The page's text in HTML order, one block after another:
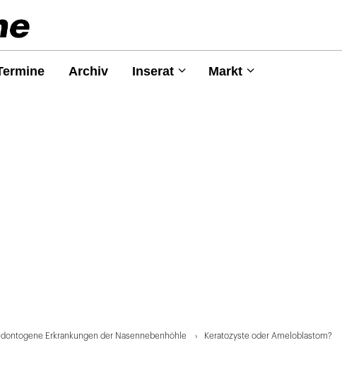
Archiv Inserat Markt
Erkrankungen der Nasennebenhöhle Keratozyste oder Ameloblastom?